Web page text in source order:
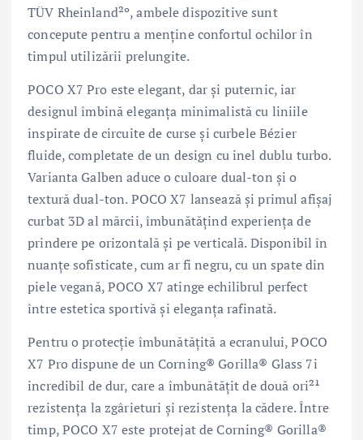
TÜV Rheinland²º, ambele dispozitive sunt
concepute pentru a menține confortul ochilor în
timpul utilizării prelungite.
POCO X7 Pro este elegant, dar și puternic, iar
designul îmbină eleganța minimalistă cu liniile
inspirate de circuite de curse și curbele Bézier
fluide, completate de un design cu inel dublu turbo.
Varianta Galben aduce o culoare dual-ton și o
textură dual-ton. POCO X7 lansează și primul afișaj
curbat 3D al mărcii, îmbunătățind experiența de
prindere pe orizontală și pe verticală. Disponibil în
nuanțe sofisticate, cum ar fi negru, cu un spate din
piele vegană, POCO X7 atinge echilibrul perfect
între estetica sportivă și eleganța rafinată.
Pentru o protecție îmbunătățită a ecranului, POCO
X7 Pro dispune de un Corning® Gorilla® Glass 7i
incredibil de dur, care a îmbunătățit de două ori²¹
rezistența la zgârieturi și rezistența la cădere. Între
timp, POCO X7 este protejat de Corning® Gorilla®